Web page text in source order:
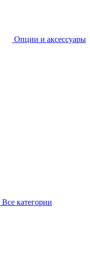
Опции и аксессуары
Все категории